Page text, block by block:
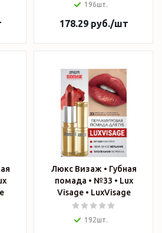
196шт.
178.29руб./шт
Люкс Визаж • Губная
помада • №33 • Lux
Visage • LuxVisage
192шт.